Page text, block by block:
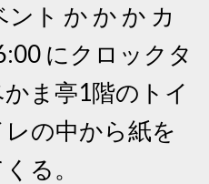
ト か か か カ
にクロックタ
ま亭1階のトイ
の中から紙を
る。